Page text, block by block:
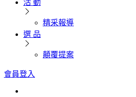
活 動
精采報導
選 品
顛覆提案
會員登入